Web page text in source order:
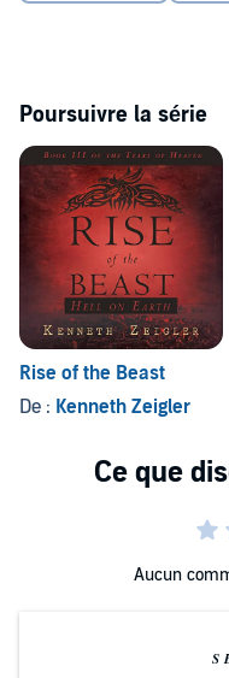
Poursuivre la série
Rise of the Beast
De : Kenneth Zeigler
Aucun